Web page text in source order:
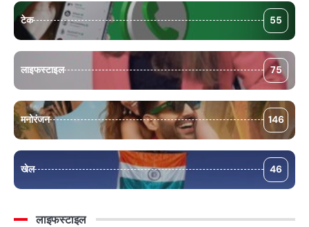
टेक 55
लाइफस्टाइल 75
मनोरंजन 146
खेल 46
लाइफस्टाइल